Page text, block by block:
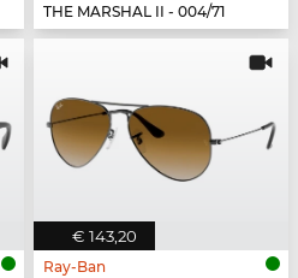
THE MARSHAL II - 004/71
€ 143,20
Ray-Ban